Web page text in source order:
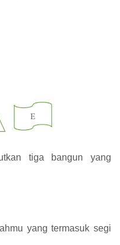
tiga bangun yang
yang termasuk segi